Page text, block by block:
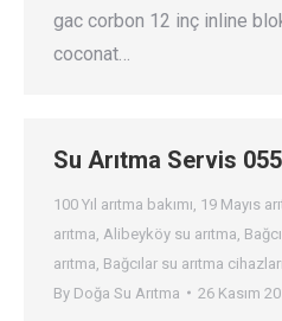
gac corbon 12 inç inline
coconat…
Su Arıtma Servis
100 Yıl arıtma bakımı 19 Mayıs
arıtma Alibeyköy su arıtma
arıtma Bağcılar su arıtma cihazları
By Doğa Su Arıtma 26 Kasım